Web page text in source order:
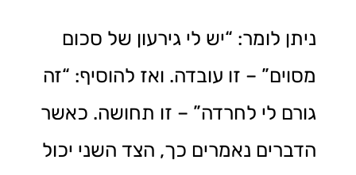
ניתן לומר: “יש לי גירעון של סכום
מסוים” – זו עובדה. ואז להוסיף: “זה
גורם לי לחרדה” – זו תחושה. כאשר
הדברים נאמרים כך, הצד השני יכול